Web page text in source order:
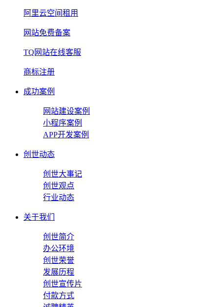
阿里云空间租用
网站免费备案
TQ网站在线客服
商标注册
成功案例
网站建设案例
小程序案例
APP开发案例
创世动态
创世大事记
创世观点
行业动态
关于我们
创世简介
办公环境
创世荣誉
发展历程
创世宣传片
付款方式